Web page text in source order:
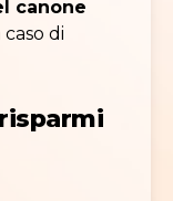
canone
di